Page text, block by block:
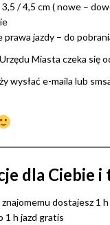
/ 4,5 cm ( nowe –
jazdy – do
Miasta czeka się
wysłać e-maila lub
dla Ciebie
dostajesz 1
1 h jazd gratis